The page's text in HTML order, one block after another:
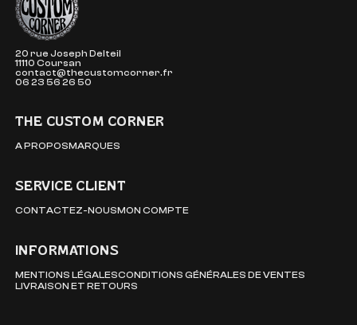
20 rue Joseph Delteil
11110 Coursan
contact@thecustomcorner.fr
06 23 56 26 50
THE CUSTOM CORNER
A PROPOSMARQUES
SERVICE CLIENT
CONTACTEZ-NOUSMON COMPTE
INFORMATIONS
MENTIONS LÉGALESCONDITIONS GÉNÉRALES DE VENTES
LIVRAISON ET RETOURS